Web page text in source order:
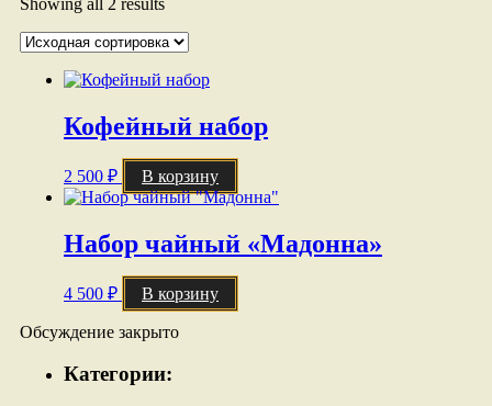
Showing all 2 results
Кофейный набор
2 500 ₽ В корзину
Набор чайный «Мадонна»
4 500 ₽ В корзину
Обсуждение закрыто
Категории: